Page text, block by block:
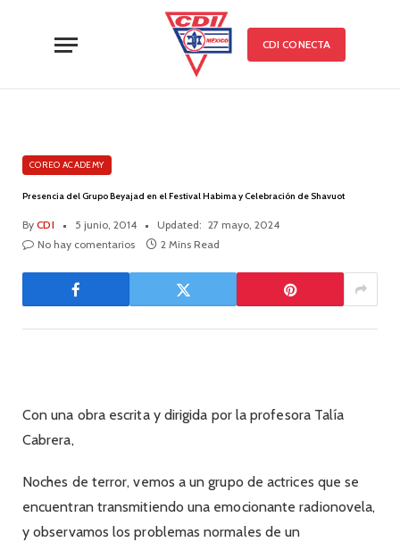
CDI CONECTA
COREO ACADEMY
Presencia del Grupo Beyajad en el Festival Habima y Celebración de Shavuot
By CDI 5 junio, 2014 Updated: 27 mayo, 2024
No hay comentarios
2 Mins Read
Con una obra escrita y dirigida por la profesora Talía
Cabrera,
Noches de terror, vemos a un grupo de actrices que se
encuentran transmitiendo una emocionante radionovela,
y observamos los problemas normales de un